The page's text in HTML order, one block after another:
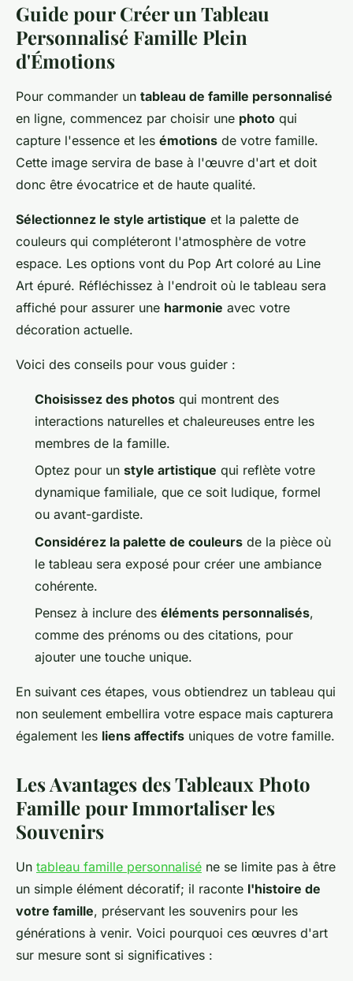
Guide pour Créer un Tableau
Personnalisé Famille Plein
d'Émotions
Pour commander un tableau de famille personnalisé
en ligne, commencez par choisir une photo qui
capture l'essence et les émotions de votre famille.
Cette image servira de base à l'œuvre d'art et doit
donc être évocatrice et de haute qualité.
Sélectionnez le style artistique et la palette de
couleurs qui compléteront l'atmosphère de votre
espace. Les options vont du Pop Art coloré au Line
Art épuré. Réfléchissez à l'endroit où le tableau sera
affiché pour assurer une harmonie avec votre
décoration actuelle.
Voici des conseils pour vous guider :
Choisissez des photos qui montrent des
interactions naturelles et chaleureuses entre les
membres de la famille.
Optez pour un style artistique qui reflète votre
dynamique familiale, que ce soit ludique, formel
ou avant-gardiste.
Considérez la palette de couleurs de la pièce où
le tableau sera exposé pour créer une ambiance
cohérente.
Pensez à inclure des éléments personnalisés,
comme des prénoms ou des citations, pour
ajouter une touche unique.
En suivant ces étapes, vous obtiendrez un tableau qui
non seulement embellira votre espace mais capturera
également les liens affectifs uniques de votre famille.
Les Avantages des Tableaux Photo
Famille pour Immortaliser les
Souvenirs
Un tableau famille personnalisé ne se limite pas à être
un simple élément décoratif; il raconte l'histoire de
votre famille, préservant les souvenirs pour les
générations à venir. Voici pourquoi ces œuvres d'art
sur mesure sont si significatives :